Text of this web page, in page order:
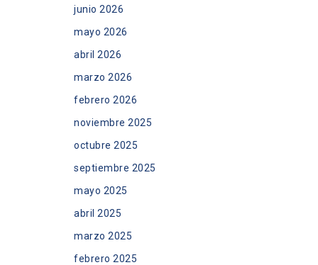
junio 2026
mayo 2026
abril 2026
marzo 2026
febrero 2026
noviembre 2025
octubre 2025
septiembre 2025
mayo 2025
abril 2025
marzo 2025
febrero 2025